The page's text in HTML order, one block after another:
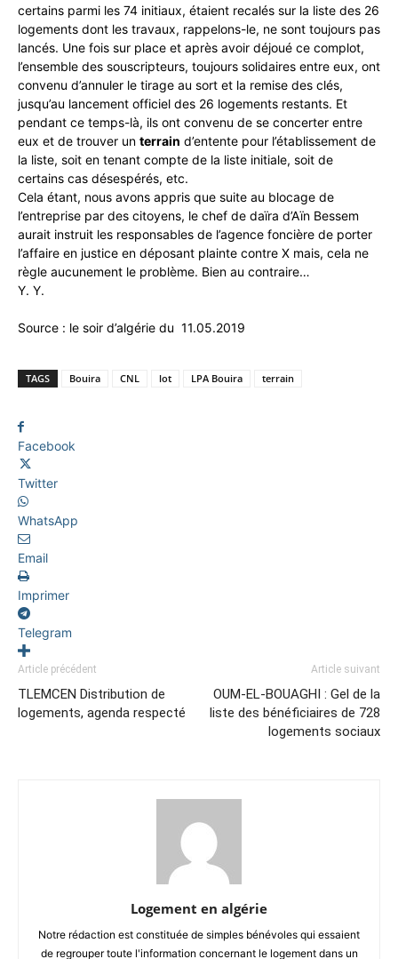
certains parmi les 74 initiaux, étaient recalés sur la liste des 26
logements dont les travaux, rappelons-le, ne sont toujours pas
lancés. Une fois sur place et après avoir déjoué ce complot,
l’ensemble des souscripteurs, toujours solidaires entre eux, ont
convenu d’annuler le tirage au sort et la remise des clés,
jusqu’au lancement officiel des 26 logements restants. Et
pendant ce temps-là, ils ont convenu de se concerter entre
eux et de trouver un terrain d’entente pour l’établissement de
la liste, soit en tenant compte de la liste initiale, soit de
certains cas désespérés, etc.
Cela étant, nous avons appris que suite au blocage de
l’entreprise par des citoyens, le chef de daïra d’Aïn Bessem
aurait instruit les responsables de l’agence foncière de porter
l’affaire en justice en déposant plainte contre X mais, cela ne
règle aucunement le problème. Bien au contraire…
Y. Y.
Source : le soir d’algérie du 11.05.2019
TAGS Bouira CNL lot LPA Bouira terrain
Facebook
Twitter
WhatsApp
Email
Imprimer
Telegram
Article précédent
TLEMCEN Distribution de
logements, agenda respecté
Article suivant
OUM-EL-BOUAGHI : Gel de la
liste des bénéficiaires de 728
logements sociaux
Logement en algérie
Notre rédaction est constituée de simples bénévoles qui essaient
de regrouper toute l'information concernant le logement dans un